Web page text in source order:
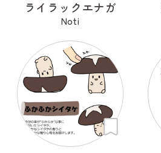
ライラックエナガ
Noti